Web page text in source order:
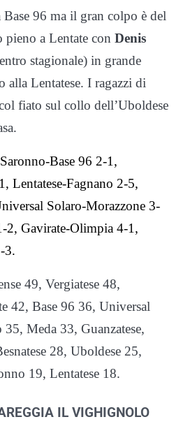
Base 96 ma il gran colpo è del
pieno a Lentate con Denis
stagionale) in grande
alla Lentatese. I ragazzi di
fiato sul collo dell’Uboldese
Base 96 2-1,
Lentatese-Fagnano 2-5,
Solaro-Morazzone 3-
2, Gavirate-Olimpia 4-1,
3.
49, Vergiatese 48,
42, Base 96 36, Universal
Meda 33, Guanzatese,
28, Uboldese 25,
19, Lentatese 18.
IL VIGHIGNOLO